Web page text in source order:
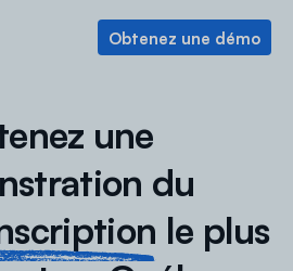
Obtenez une démo
une
du
le plus